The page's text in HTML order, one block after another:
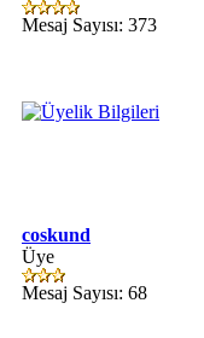
Mesaj Sayısı: 373
coskund
Üye
Mesaj Sayısı: 68